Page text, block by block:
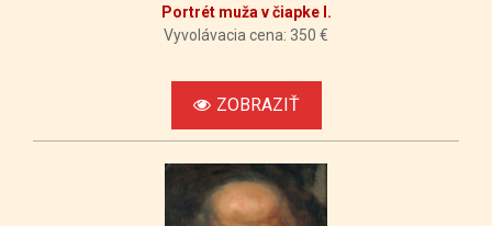
Portrét muža v čiapke I.
Vyvolávacia cena: 350 €
ZOBRAZIŤ